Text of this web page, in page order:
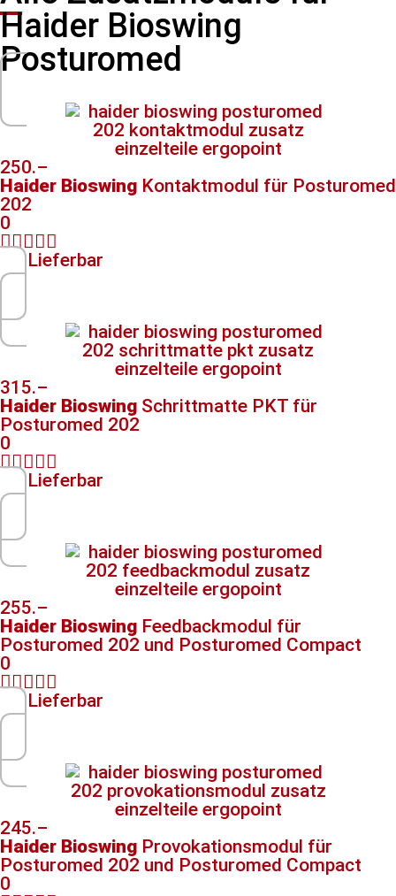
Haider Bioswing
Posturomed
250.–
Haider Bioswing Kontaktmodul​ für Posturomed
202
0

Lieferbar
315.–
Haider Bioswing Schrittmatte PKT für
Posturomed 202
0

Lieferbar
255.–
Haider Bioswing Feedbackmodul​ für
Posturomed 202 und Posturomed Compact
0

Lieferbar
245.–
Haider Bioswing Provokationsmodul​ für
Posturomed 202 und Posturomed Compact
0